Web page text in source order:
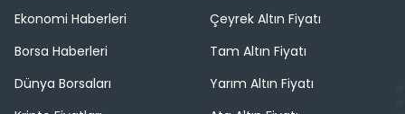
Ekonomi Haberleri
Borsa Haberleri
Dünya Borsaları
Çeyrek Altın Fiyatı
Tam Altın Fiyatı
Yarım Altın Fiyatı